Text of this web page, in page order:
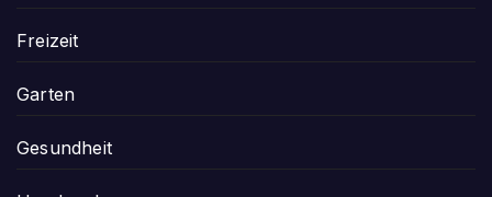
Freizeit
Garten
Gesundheit